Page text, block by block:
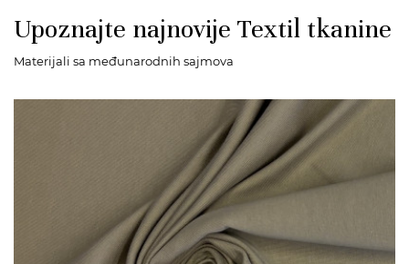
Upoznajte najnovije Textil tkanine
Materijali sa međunarodnih sajmova